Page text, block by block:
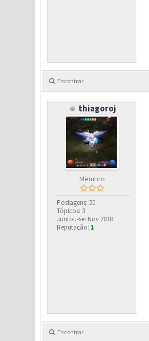
Encontrar
thiagoroj
Membro
Postagens: 50
Tópicos: 3
Juntou-se: Nov 2018
Reputação: 1
Encontrar